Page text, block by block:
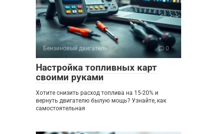
Бензиновый двигатель 0
Настройка топливных карт
своими руками
Хотите снизить расход топлива на 15-20% и
вернуть двигателю былую мощь? Узнайте, как
самостоятельная